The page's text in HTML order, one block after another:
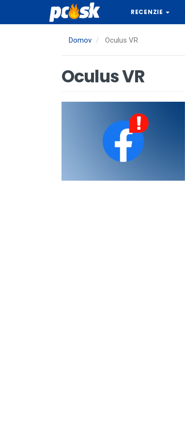
hlavný
RECENZIE
Domov Oculus VR
Oculus VR